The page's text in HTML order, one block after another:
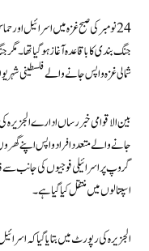
جنگ بندی کا باقاعدہ آغاز ہو گیا
شمالی غزہ واپس جانے والے فلسطینی شہریوں پر فائرنگ کرکے 2
بین الاقوامی خبر رساں ادارے
جانے والے متعدد افراد واپس اپنے
گروپ پر اسرائیلی فوجیوں کی جانب سے
اسپتالوں میں منتقل کیا گیا ہے۔
الجزیرہ کی رپورٹ میں بتایا گیا کہ